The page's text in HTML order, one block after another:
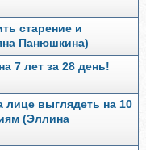
старение и
Панюшкина)
7 лет за 28 день!
выглядеть на 10
(Эллина